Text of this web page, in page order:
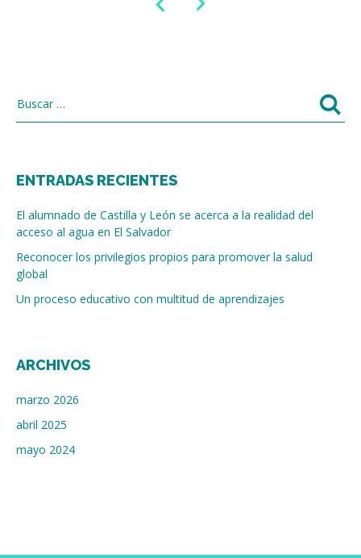
ENTRADAS RECIENTES
El alumnado de Castilla y León se acerca a la realidad del
acceso al agua en El Salvador
Reconocer los privilegios propios para promover la salud
global
Un proceso educativo con multitud de aprendizajes
ARCHIVOS
marzo 2026
abril 2025
mayo 2024